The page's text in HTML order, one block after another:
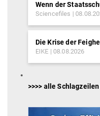
Wenn der
Sciencefiles
Die Krise der
EIKE 08.08.2026
>>>> alle